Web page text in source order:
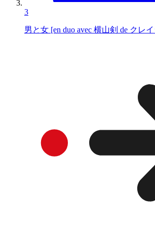
3
男と女 [en duo avec 横山剣 de クレ